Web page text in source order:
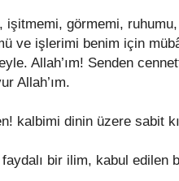
işitmemi, görmemi, ruhumu,
ve işlerimi benim için
Allah’ım! Senden
Allah’ım.
kalbimi dinin üzere sabit
faydalı bir ilim, kabul edilen